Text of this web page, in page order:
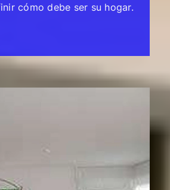
cómo debe ser su hogar.